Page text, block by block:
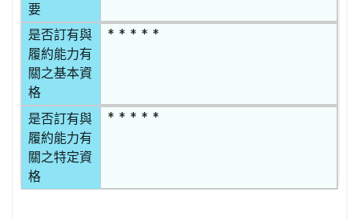
要
是否訂有與
履約能力有
關之基本資
格
* * * * *
是否訂有與
履約能力有
關之特定資
格
* * * * *